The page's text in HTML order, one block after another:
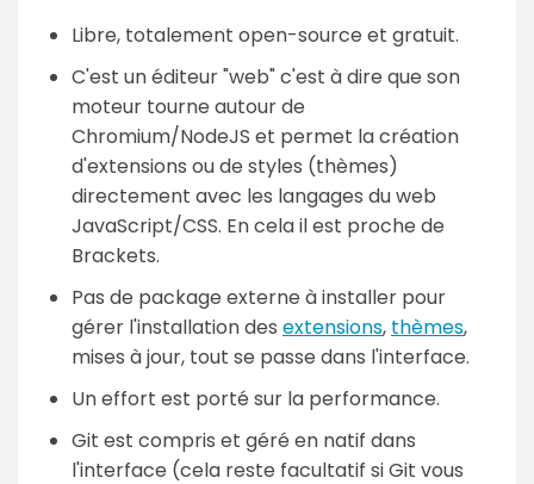
Libre, totalement open-source et gratuit.
C'est un éditeur "web" c'est à dire que son
moteur tourne autour de
Chromium/NodeJS et permet la création
d'extensions ou de styles (thèmes)
directement avec les langages du web
JavaScript/CSS. En cela il est proche de
Brackets.
Pas de package externe à installer pour
gérer l'installation des extensions, thèmes,
mises à jour, tout se passe dans l'interface.
Un effort est porté sur la performance.
Git est compris et géré en natif dans
l'interface (cela reste facultatif si Git vous